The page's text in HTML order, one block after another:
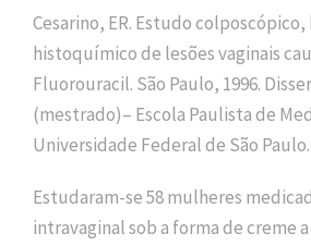
Cesarino, ER. Estudo
histoquímico de lesões vaginais
Fluorouracil. São Paulo, 1996.
(mestrado)– Escola Paulista de
Universidade Federal de São Paulo.
Estudaram-se 58 mulheres
intravaginal sob a forma de creme